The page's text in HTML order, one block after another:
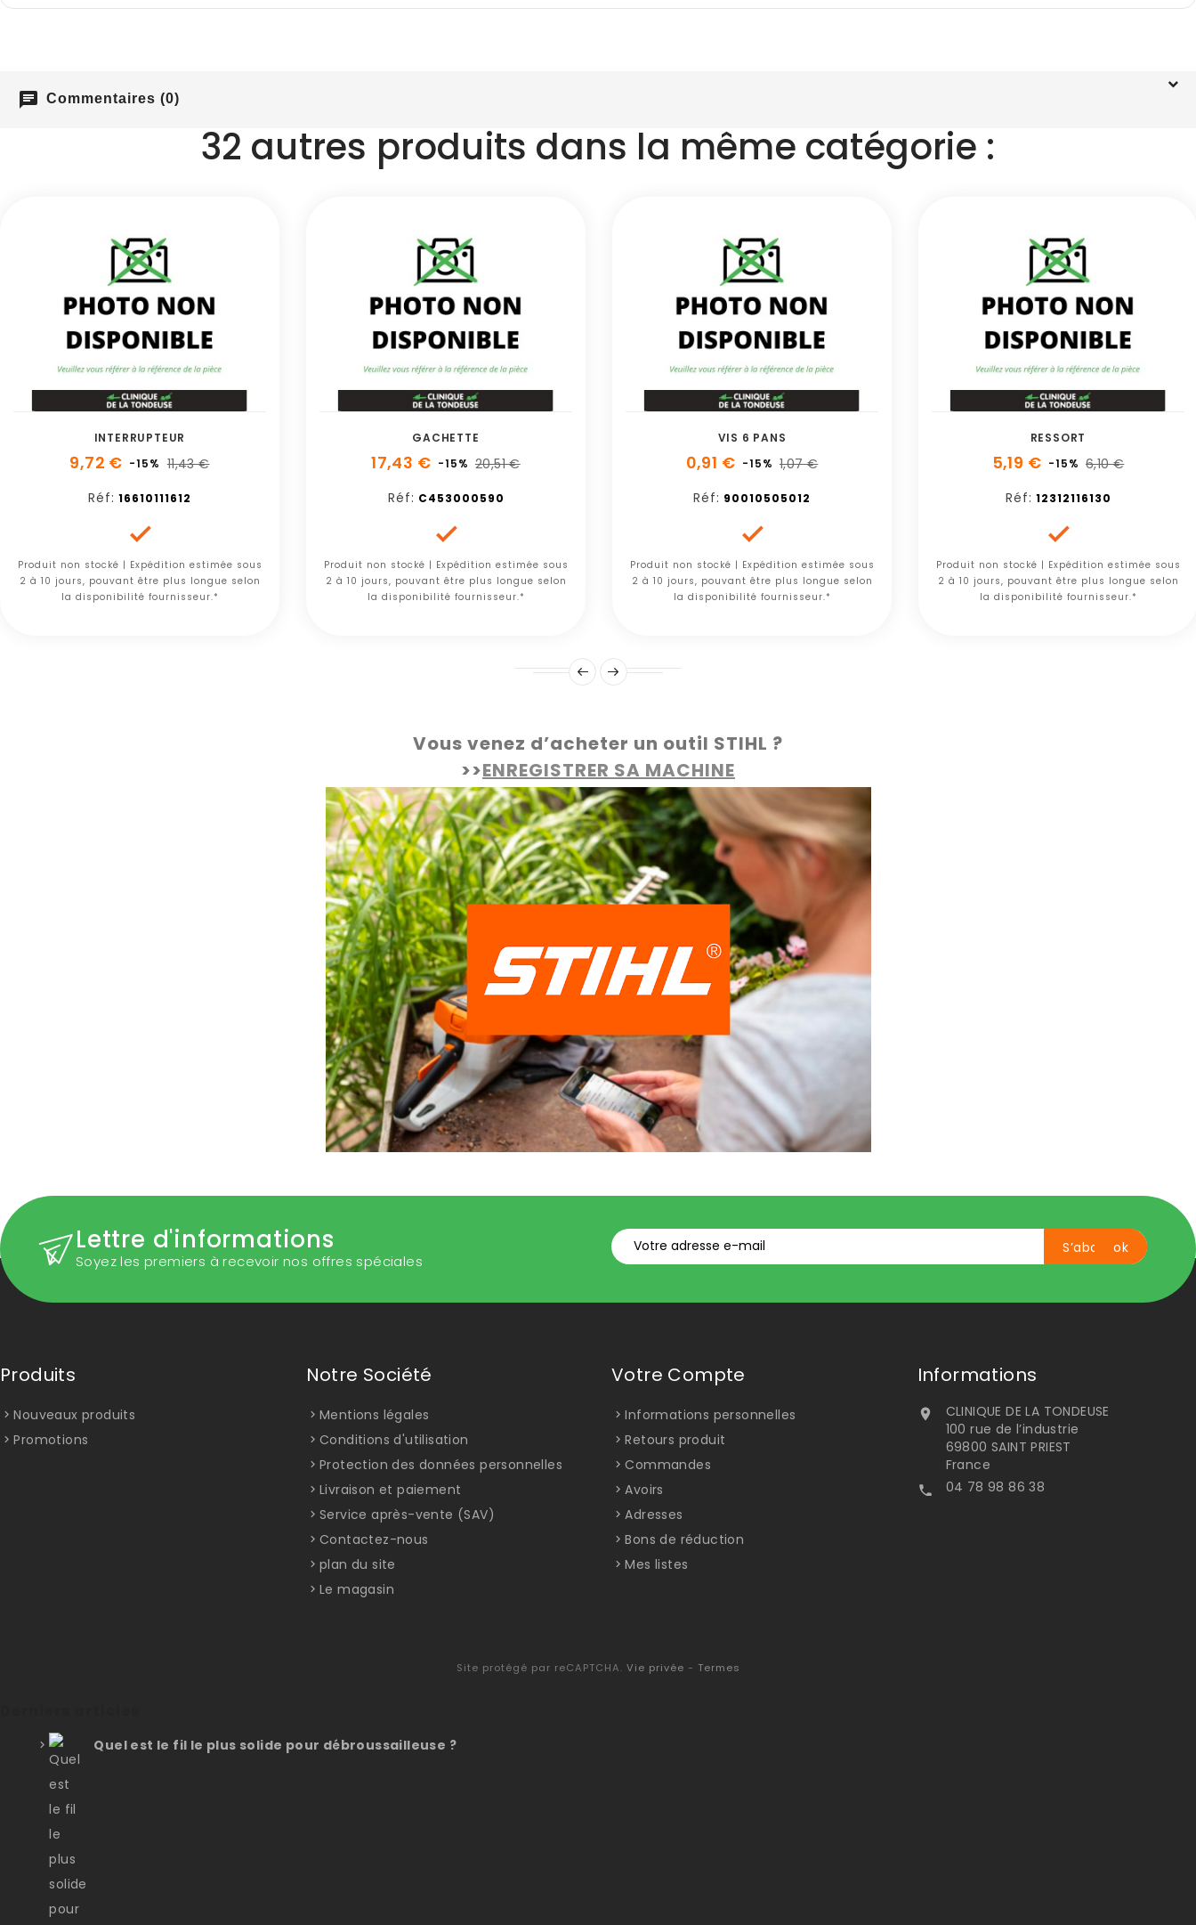
chat Commentaires (0)
32 autres produits dans la même catégorie :
INTERRUPTEUR
9,72 € -15% 11,43 €
Réf: 16610111612

Produit non stocké | Expédition estimée sous
2 à 10 jours, pouvant être plus longue selon
la disponibilité fournisseur.*
GACHETTE
17,43 € -15% 20,51 €
Réf: C453000590

Produit non stocké | Expédition estimée sous
2 à 10 jours, pouvant être plus longue selon
la disponibilité fournisseur.*
VIS 6 PANS
0,91 € -15% 1,07 €
Réf: 90010505012

Produit non stocké | Expédition estimée sous
2 à 10 jours, pouvant être plus longue selon
la disponibilité fournisseur.*
RESSORT
5,19 € -15% 6,10 €
Réf: 12312116130

Produit non stocké | Expédition estimée sous
2 à 10 jours, pouvant être plus longue selon
la disponibilité fournisseur.*
Vous venez d’acheter un outil STIHL ?
>>ENREGISTRER SA MACHINE
Lettre d'informations
Soyez les premiers à recevoir nos offres spéciales
Produits
Nouveaux produits
Promotions
Notre Société
Mentions légales
Conditions d'utilisation
Protection des données personnelles
Livraison et paiement
Service après-vente (SAV)
Contactez-nous
plan du site
Le magasin
Votre Compte
Informations personnelles
Retours produit
Commandes
Avoirs
Adresses
Bons de réduction
Mes listes
Informations

CLINIQUE DE LA TONDEUSE
100 rue de l’industrie
69800 SAINT PRIEST
France
 04 78 98 86 38
Site protégé par reCAPTCHA. Vie privée - Termes
Quel est le fil le plus solide pour débroussailleuse ?